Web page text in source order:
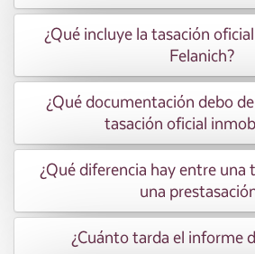
¿Qué incluye la tasación
Felanich?
¿Qué documentación debo
tasación oficial
¿Qué diferencia hay entre una
una
¿Cuánto tarda el informe